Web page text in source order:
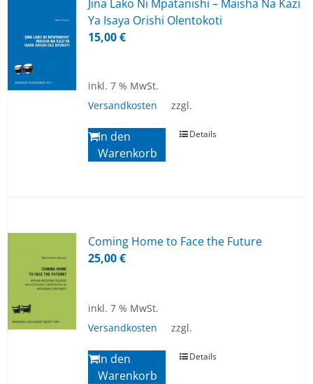
Jina Lako Ni Mpa­ta­ni­shi – Mai­sha Na Kazi
Ya Isaya Ori­shi Olen­to­ko­ti
15,00€
inkl. 7 % MwSt.
zzgl.
Versandkosten
In den
Warenkorb
Details
Co­ming Home to Face the Fu­ture
25,00€
inkl. 7 % MwSt.
zzgl.
Versandkosten
In den
Warenkorb
Details